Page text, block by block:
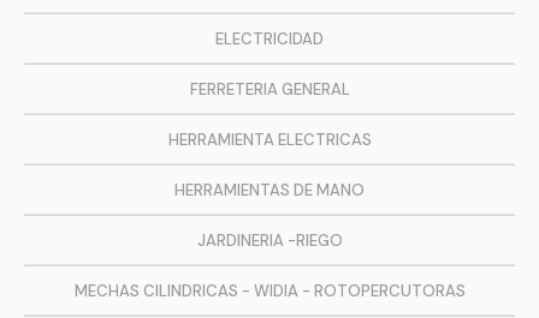
ELECTRICIDAD
FERRETERIA GENERAL
HERRAMIENTA ELECTRICAS
HERRAMIENTAS DE MANO
JARDINERIA -RIEGO
MECHAS CILINDRICAS - WIDIA - ROTOPERCUTORAS